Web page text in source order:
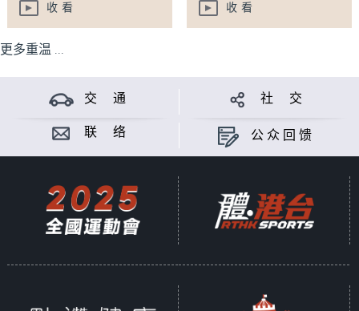
收看 收看
更多重温 ...
交 通 社 交
联 络 公众回馈